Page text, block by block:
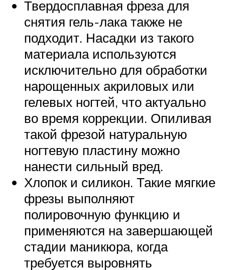
Твердосплавная фреза для
снятия гель-лака также не
подходит. Насадки из такого
материала используются
исключительно для обработки
нарощенных акриловых или
гелевых ногтей, что актуально
во время коррекции. Опиливая
такой фрезой натуральную
ногтевую пластину можно
нанести сильный вред.
Хлопок и силикон. Такие мягкие
фрезы выполняют
полировочную функцию и
применяются на завершающей
стадии маникюра, когда
требуется выровнять